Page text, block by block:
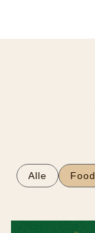
Alle Food